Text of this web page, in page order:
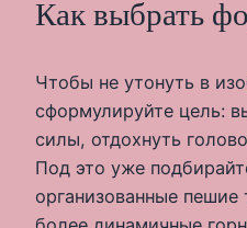
Как выбрать
Чтобы не утонуть в
сформулируйте цель:
силы, отдохнуть
Под это уже
организованные пешие